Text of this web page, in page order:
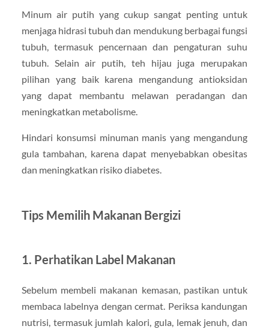
Minum air putih yang cukup sangat penting untuk
menjaga hidrasi tubuh dan mendukung berbagai fungsi
tubuh, termasuk pencernaan dan pengaturan suhu
tubuh. Selain air putih, teh hijau juga merupakan
pilihan yang baik karena mengandung antioksidan
yang dapat membantu melawan peradangan dan
meningkatkan metabolisme.
Hindari konsumsi minuman manis yang mengandung
gula tambahan, karena dapat menyebabkan obesitas
dan meningkatkan risiko diabetes.
Tips Memilih Makanan Bergizi
1. Perhatikan Label Makanan
Sebelum membeli makanan kemasan, pastikan untuk
membaca labelnya dengan cermat. Periksa kandungan
nutrisi, termasuk jumlah kalori, gula, lemak jenuh, dan